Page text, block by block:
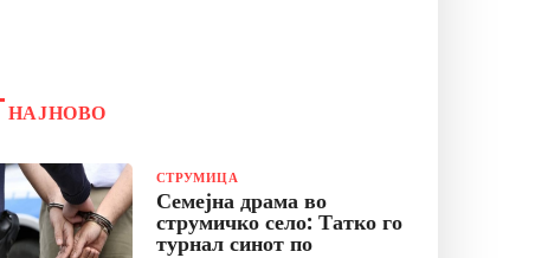
НАЈНОВО
СТРУМИЦА
Семејна драма во
струмичко село: Татко го
турнал синот по